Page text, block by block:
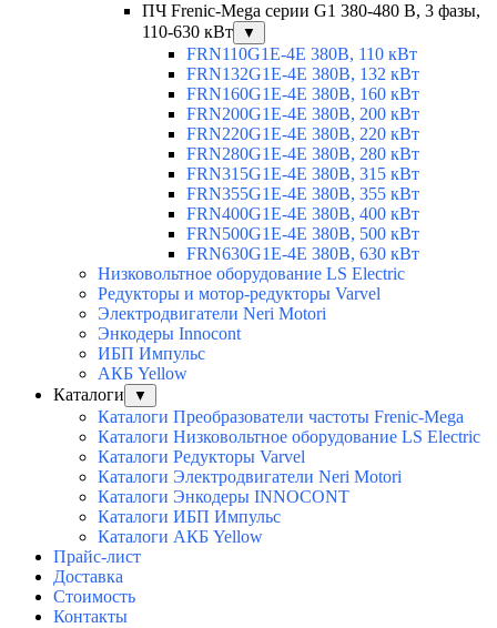
ПЧ Frenic-Mega серии G1 380-480 В, 3 фазы,
110-630 кВт
▼
FRN110G1E-4E 380В, 110 кВт
FRN132G1E-4E 380В, 132 кВт
FRN160G1E-4E 380В, 160 кВт
FRN200G1E-4E 380В, 200 кВт
FRN220G1E-4E 380В, 220 кВт
FRN280G1E-4E 380В, 280 кВт
FRN315G1E-4E 380В, 315 кВт
FRN355G1E-4E 380В, 355 кВт
FRN400G1E-4E 380В, 400 кВт
FRN500G1E-4E 380В, 500 кВт
FRN630G1E-4E 380В, 630 кВт
Низковольтное оборудование LS Electric
Редукторы и мотор-редукторы Varvel
Электродвигатели Neri Motori
Энкодеры Innocont
ИБП Импульс
АКБ Yellow
Каталоги
▼
Каталоги Преобразователи частоты Frenic-Mega
Каталоги Низковольтное оборудование LS Electric
Каталоги Редукторы Varvel
Каталоги Электродвигатели Neri Motori
Каталоги Энкодеры INNOCONT
Каталоги ИБП Импульс
Каталоги АКБ Yellow
Прайс-лист
Доставка
Стоимость
Контакты